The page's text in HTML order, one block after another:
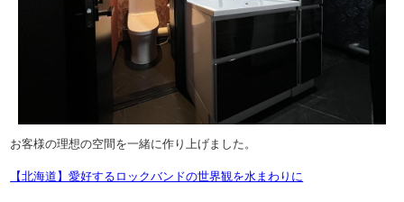
お客様の理想の空間を一緒に作り上げました。
【北海道】愛好するロックバンドの世界観を水まわりに